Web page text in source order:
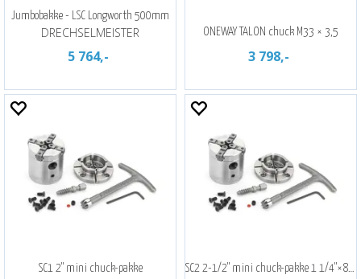
Jumbobakke - LSC Longworth 500mm
DRECHSELMEISTER
5 764,-
ONEWAY TALON chuck M33 × 3,5
3 798,-
SC1 2" mini chuck-pakke SC2 2-1/2" mini chuck-pakke 1 1/4"×8 TPI